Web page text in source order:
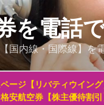
を電話
国内線・国際線】を
ージ【リバティウイング
安航空券【株主優待割引